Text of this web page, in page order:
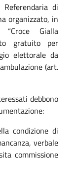
di
organizzato, in
“Croce Gialla
gratuito per
elettorale da
(art.
debbono
condizione di
verbale
commissione